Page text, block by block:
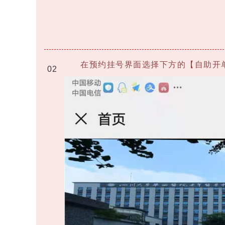
02
在预约挂号界面选择下方的【自助开